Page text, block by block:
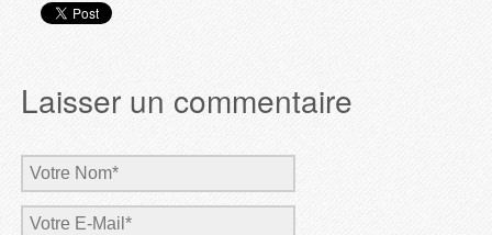
Laisser un commentaire